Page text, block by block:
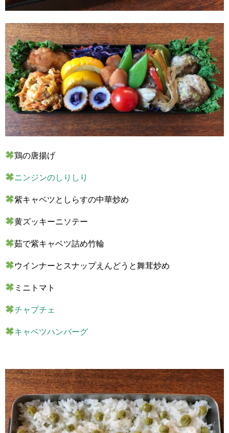
鶏の唐揚げ
ニンジンのしりしり
紫キャベツとしらすの中華炒め
黄ズッキーニソテー
茹で紫キャベツ詰め竹輪
ウインナーとスナップえんどうと舞茸炒め
ミニトマト
チャプチェ
キャベツハンバーグ